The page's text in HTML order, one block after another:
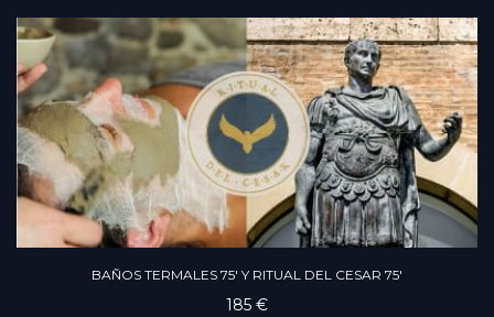
BAÑOS TERMALES 75' Y RITUAL DEL CESAR 75'
185 €